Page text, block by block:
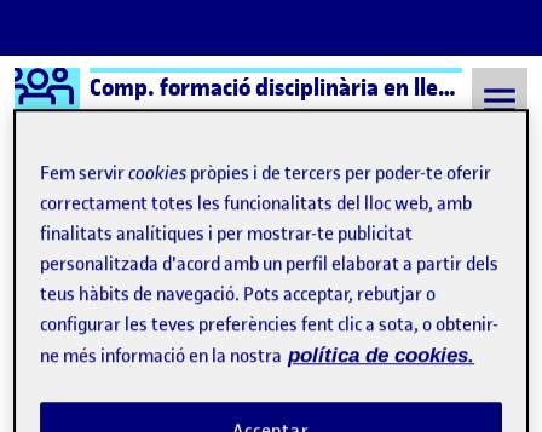
Saltar al contingut
Logo Ágora Comp. formació disciplinària en llengua i literatura cast.
Semestre 20221 - Aula 1 Helena Menor Martinez
Helena Menor Martinez
Publicat per
Helena Menor Martinez
Fem servircookies pròpies i de tercers per poder-te oferir
correctament totes les funcionalitats del lloc web, amb
finalitats analítiques i per mostrar-te publicitat
personalitzada d'acord amb un perfil elaborat a partir dels
teus hàbits de navegació. Pots acceptar, rebutjar o
configurar les teves preferències fent clic a sota, o obtenir-
ne més informació en la nostra política de cookies.